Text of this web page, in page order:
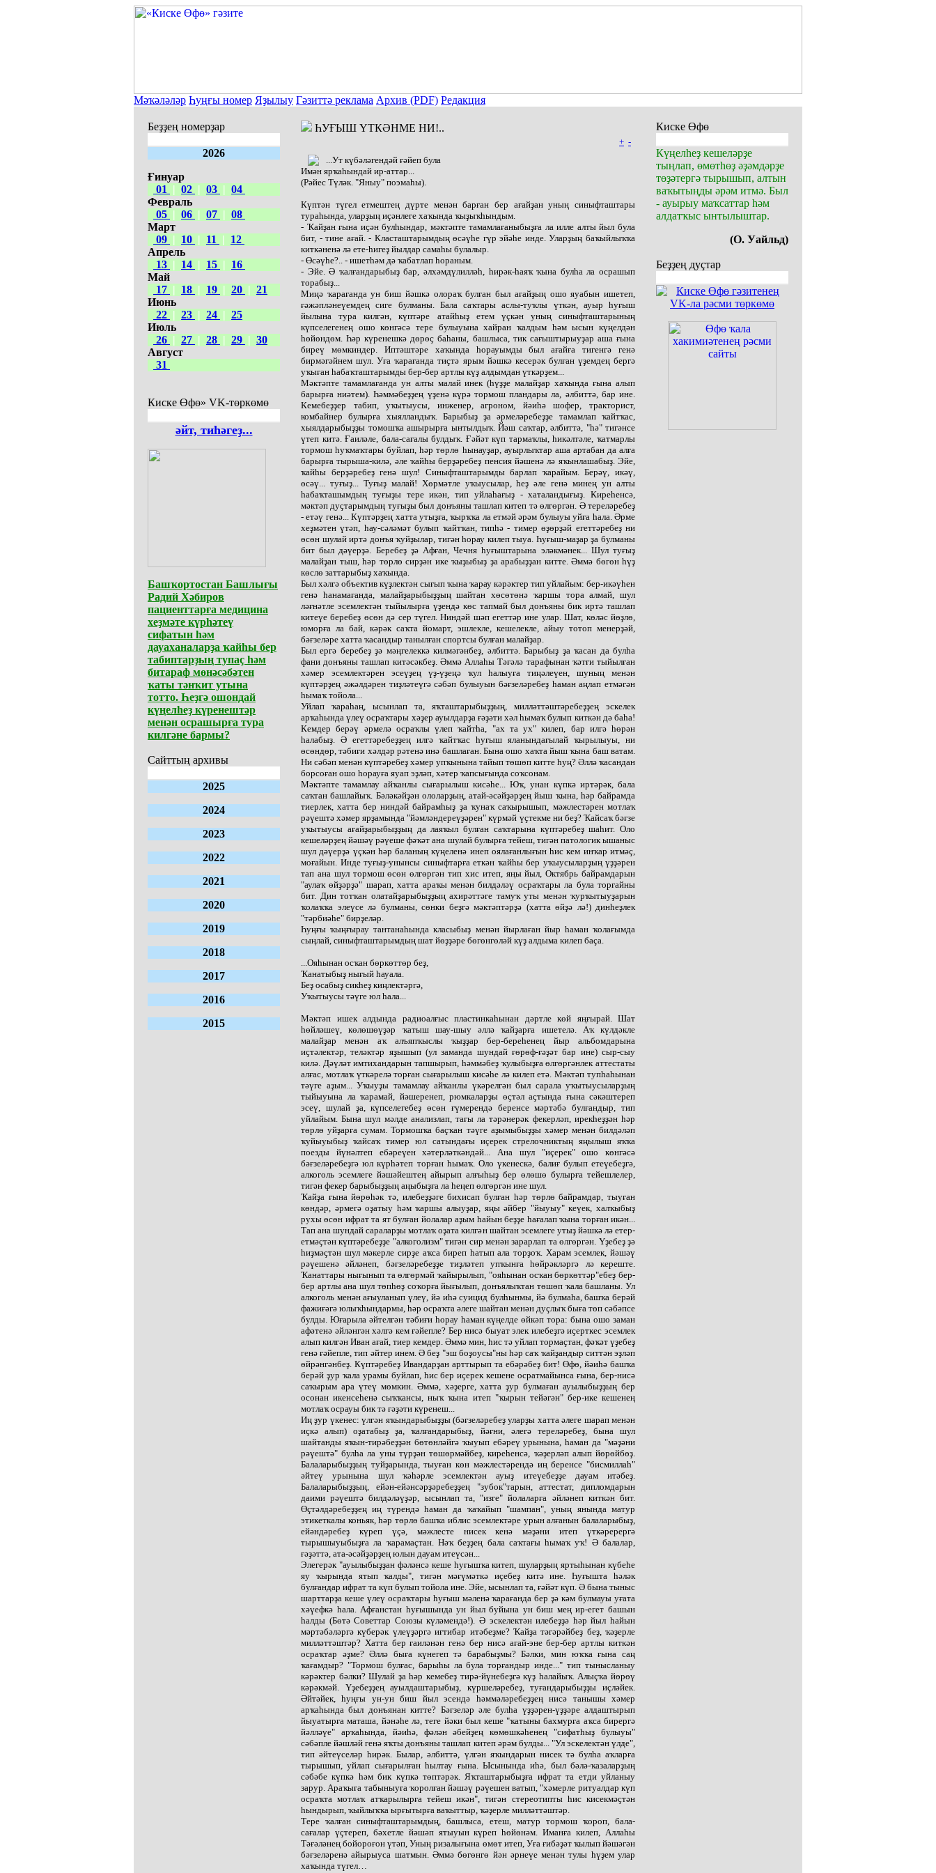
Мәҡәләләр Һуңғы номер Яҙылыу Гәзиттә реклама Архив (PDF) Редакция
Беҙҙең номерҙар
2026
Ғинуар
01
| 02 | 03 | 04
Февраль
05 | 06 | 07 | 08
Март
09 | 10 | 11 |
12
Апрель
13 | 14 | 15 |
16
Май
17 | 18 | 19 | 20 | 21
Июнь
22 | 23 | 24 | 25
Июль
26 | 27 | 28 | 29 | 30
Август
31
Киске Өфө» VK-төркөмө
әйт, тиһәгеҙ...
Башҡортостан Башлығы
Радий Хәбиров
пациенттарға медицина
хеҙмәте күрһәтеү
сифатын һәм
дауаханаларҙа ҡайһы бер
табиптарҙың тупаҫ һәм
битараф мөнәсәбәтен
ҡаты тәнҡит утына
тотто. Һеҙгә ошондай
күңелһеҙ күренештәр
менән осрашырға тура
килгәне бармы?
Сайттың архивы
2025
2024
2023
2022
2021
2020
2019
2018
2017
2016
2015
ҺУҒЫШ ҮТКӘНМЕ НИ!..
+ -
...Ут күбәләгендәй ғәйеп була
Имән ярҡаһындай ир-аттар...
(Рәйес Түләк. "Яныу" поэмаһы).
Күптән түгел етмештең дүрте менән барған бер ағайҙан уның синыфташтары
тураһында, уларҙың иҫәнлеге хаҡында ҡыҙыҡһындым.
- Ҡайҙан ғына иҫән булһындар, мәктәпте тамамлағаныбыҙға ла илле алты йыл була
бит, - тине ағай. - Класташтарымдың өсәүһе гүр эйәһе инде. Уларҙың баҡыйлыҡҡа
киткәненә лә ете-һигеҙ йылдар самаһы булалыр.
- Өсәүһе?.. - ишетһәм дә ҡабатлап һораным.
- Эйе. Ә ҡалғандарыбыҙ бар, әлхәмдүлилләһ, һирәк-һаяҡ ҡына булһа ла осрашып
торабыҙ...
Миңә ҡарағанда ун биш йәшкә олораҡ булған был ағайҙың ошо яуабын ишетеп,
ғәжәпләнеүемдең сиге булманы. Бала саҡтары аслы-туҡлы үткән, ауыр һуғыш
йылына тура килгән, күптәре атайһыҙ етем үҫкән уның синыфташтарының
күпселегенең ошо көнгәсә тере булыуына хайран ҡалдым һәм ысын күңелдән
һөйөндөм. Һәр күренешкә дөрөҫ баһаны, башлыса, тик сағыштырыуҙар аша ғына
биреү мөмкиндер. Иптәштәре хаҡында һорауымды был ағайға тигенгә генә
бирмәгәйнем шул. Уға ҡарағанда тиҫтә ярым йәшкә кесерәк булған үҙемдең бергә
уҡыған һабаҡташтарымды бер-бер артлы күҙ алдымдан үткәрҙем...
Мәктәпте тамамлағанда ун алты малай инек (һүҙҙе малайҙар хаҡында ғына алып
барырға ниәтем). Һәммәбеҙҙең үҙенә күрә тормош пландары ла, әлбиттә, бар ине.
Кемебеҙҙер табип, уҡытыусы, инженер, агроном, йәиһә шофер, тракторист,
комбайнер булырға хыялландыҡ. Барыбыҙ ҙа әрмеләребеҙҙе тамамлап ҡайтҡас,
хыялдарыбыҙҙы томошҡа ашырырға ынтылдыҡ. Йәш саҡтар, әлбиттә, "һә" тигәнсе
үтеп китә. Ғаиләле, бала-сағалы булдыҡ. Ғәйәт күп тармаҡлы, һикәлтәле, ҡатмарлы
тормош һуҡмаҡтары буйлап, һәр төрлө һынауҙар, ауырлыҡтар аша артабан да алға
барырға тырыша-килә, әле ҡайһы берҙәребеҙ пенсия йәшенә лә яҡынлашабыҙ. Эйе,
ҡайһы берҙәребеҙ генә шул! Синыфташтарымды барлап ҡарайым. Берәү, икәү,
өсәү... туғыҙ... Туғыҙ малай! Хөрмәтле уҡыусылар, һеҙ әле генә минең ун алты
һабаҡташымдың туғыҙы тере икән, тип уйлаһағыҙ - хаталандығыҙ. Киреһенсә,
мәктәп дуҫтарымдың туғыҙы был донъяны ташлап китеп тә өлгөргән. Ә тереләребеҙ
- етәү генә... Күптәрҙең хатта утыҙға, ҡырҡҡа ла етмәй әрәм булыуы уйға һала. Әрме
хеҙмәтен үтәп, һау-сәләмәт булып ҡайтҡан, типһә - тимер өҙөрҙәй егеттәребеҙ ни
өсөн шулай иртә донъя ҡуйҙылар, тигән һорау килеп тыуа. Һуғыш-маҙар ҙа булманы
бит был дәүерҙә. Беребеҙ ҙә Афған, Чечня һуғыштарына эләкмәнек... Шул туғыҙ
малайҙан тыш, һәр төрлө сирҙән ике ҡыҙыбыҙ ҙа арабыҙҙан китте. Әммә бөгөн һүҙ
көслө заттарыбыҙ хаҡында.
Был хәлгә объектив күҙлектән сығып ҡына ҡарау кәрәктер тип уйлайым: бер-икәүһен
генә һанамағанда, малайҙарыбыҙҙың шайтан хөсөтөнә ҡаршы тора алмай, шул
ләғнәтле эсемлектән тыйылырға үҙендә көс тапмай был донъяны бик иртә ташлап
китеүе беребеҙ өсөн дә сер түгел. Ниндәй шәп егеттәр ине улар. Шат, көләс йөҙлө,
юморға ла бай, кәрәк саҡта йомарт, эшлекле, кешелекле, айыу тотоп менерҙәй,
бәғзеләре хатта ҡасандыр танылған спортсы булған малайҙар.
Был ергә беребеҙ ҙә мәңгелеккә килмәгәнбеҙ, әлбиттә. Барыбыҙ ҙа ҡасан да булһа
фани донъяны ташлап китәсәкбеҙ. Әммә Аллаһы Тәғәлә тарафынан ҡәтғи тыйылған
хәмер эсемлектәрен эсеүҙең үҙ-үҙеңә ҡул һалыуға тиңәлеүен, шуның менән
күптәрҙең әжәлдәрен тиҙләтеүгә сәбәп булыуын бәғзеләребеҙ һаман аңлап етмәгән
һымаҡ тойола...
Уйлап ҡараһаң, ысынлап та, яҡташтарыбыҙҙың, милләттәштәребеҙҙең эскелек
арҡаһында үлеү осраҡтары хәҙер ауылдарҙа ғәҙәти хәл һымаҡ булып киткән дә баһа!
Кемдер берәү әрмелә осраҡлы үлеп ҡайтһа, "ах та ух" килеп, бар илгә һөрән
һалабыҙ. Ә егеттәребеҙҙең илгә ҡайтҡас һуғыш яланындағылай ҡырылыуы, ни
өсөндөр, тәбиғи хәлдәр рәтенә инә башлаған. Бына ошо хаҡта йыш ҡына баш ватам.
Ни сәбәп менән күптәребеҙ хәмер упҡынына тайып төшөп китте һуң? Әллә ҡасандан
борсоған ошо һорауға яуап эҙләп, хәтер ҡапсығында соҡсонам.
Мәктәпте тамамлау айҡанлы сығарылыш кисәһе... Юҡ, унан күпкә иртәрәк, бала
саҡтан башлайыҡ. Бәләкәйҙән ололарҙың, атай-әсәйҙәрҙең йыш ҡына, һәр байрамда
тиерлек, хатта бер ниндәй байрамһыҙ ҙа ҡунаҡ саҡырышып, мәжлестәрен мотлаҡ
рәүештә хәмер ярҙамында "йәмләндереүҙәрен" күрмәй үҫтекме ни беҙ? Ҡайсаҡ бәғзе
уҡытыусы ағайҙарыбыҙҙың да лаяҡыл булған саҡтарына күптәребеҙ шаһит. Оло
кешеләрҙең йәшәү рәүеше фәҡәт ана шулай булырға тейеш, тигән патологик ышаныс
шул дәүерҙә үҫкән һәр баланың күңеленә инеп оялағанлығын һис кем инҡар итмәҫ,
моғайын. Инде туғыҙ-унынсы синыфтарға еткән ҡайһы бер уҡыусыларҙың үҙҙәрен
тап ана шул тормош өсөн өлгөргән тип хис итеп, яңы йыл, Октябрь байрамдарын
"аулаҡ өйҙәрҙә" шарап, хатта араҡы менән билдәләү осраҡтары ла була торғайны
бит. Дин тотҡан олатайҙарыбыҙҙың ахирәттәге тамуҡ уты менән ҡурҡытыуҙарын
ҡолаҡҡа элеүсе лә булманы, сөнки беҙгә мәктәптәрҙә (хатта өйҙә лә!) динһеҙлек
"тәрбиәһе" бирҙеләр.
Һуңғы ҡыңғырау тантанаһында класыбыҙ менән йырлаған йыр һаман ҡолағымда
сыңлай, синыфташтарымдың шат йөҙҙәре бөгөнгөләй күҙ алдыма килеп баҫа.
...Ояһынан осҡан бөркөттөр беҙ,
Ҡанатыбыҙ нығый һауала.
Беҙ осабыҙ сикһеҙ киңлектәргә,
Уҡытыусы тәүге юл һала...
Мәктәп ишек алдында радиоалғыс пластинкаһынан дәртле көй яңғырай. Шат
һөйләшеү, көлөшөүҙәр ҡатыш шау-шыу әллә ҡайҙарға ишетелә. Аҡ күлдәкле
малайҙар менән аҡ алъяпҡыслы ҡыҙҙар бер-береһенең йыр альбомдарына
иҫтәлектәр, теләктәр яҙышып (ул заманда шундай ғөрөф-ғәҙәт бар ине) сыр-сыу
килә. Дәүләт имтихандарын тапшырып, һәммәбеҙ ҡулыбыҙға өлгөргәнлек аттестаты
алғас, мотлаҡ үткәрелә торған сығарылыш кисәһе лә килеп етә. Мәктәп тупһаһынан
тәүге аҙым... Уҡыуҙы тамамлау айҡанлы үкәрелгән был сарала уҡытыусыларҙың
тыйыуына ла ҡарамай, йәшеренеп, рюмкаларҙы өҫтәл аҫтында ғына сәкәштереп
эсеү, шулай ҙа, күпселегебеҙ өсөн ғүмерендә беренсе мәртәбә булғандыр, тип
уйлайым. Бына шул мәлде анализлап, тағы ла тәрәнерәк фекерләп, ирекһеҙҙән һәр
төрлө уйҙарға сумам. Тормошҡа баҫҡан тәүге аҙымыбыҙҙы хәмер менән билдәләп
ҡуйыуыбыҙ ҡайсаҡ тимер юл сатындағы иҫерек стрелочниктың яңылыш яҡҡа
поезды йүнәлтеп ебәреүен хәтерләткәндәй... Ана шул "иҫерек" ошо көнгәсә
бәғзеләребеҙгә юл күрһәтеп торған һымаҡ. Оло үкенескә, балиғ булып етеүебеҙгә,
алкоголь эсемлеге йәшәйештең айырып алғыһыҙ бер өлөшө булырға тейешлелер,
тигән фекер барыбыҙҙың аңыбыҙға ла һеңеп өлгөргән ине шул.
Ҡайҙа ғына йөрөһәк тә, илебеҙҙәге бихисап булған һәр төрлө байрамдар, тыуған
көндәр, әрмегә оҙатыу һәм ҡаршы алыуҙар, яңы әйбер "йыуыу" кеүек, халҡыбыҙ
рухы өсөн ифрат та ят булған йолалар аҙым һайын беҙҙе һағалап ҡына торған икән...
Тап ана шундай сараларҙы мотлаҡ оҙата килгән шайтан эсемлеге утыҙ йәшкә лә етер-
етмәҫтән күптәребеҙҙе "алкоголизм" тигән сир менән зарарлап та өлгөргән. Үҙебеҙ ҙә
һиҙмәҫтән шул мәкерле сирҙе аҡса биреп һатып ала торҙоҡ. Харам эсемлек, йәшәү
рәүешенә әйләнеп, бәғзеләребеҙҙе тиҙләтеп упҡынға һөйрәкләргә лә кереште.
Ҡанаттары нығынып та өлгөрмәй ҡайырылып, "ояһынан осҡан бөркөттәр"ебеҙ бер-
бер артлы ана шул төпһөҙ соҡорға йығылып, донъялыҡтан төшөп ҡала башланы. Ул
алкоголь менән ағыуланып үлеү, йә иһә суицид булһынмы, йә булмаһа, башҡа берәй
фажиғәгә юлыҡһындармы, һәр осраҡта әлеге шайтан менән дуҫлыҡ быға төп сәбәпсе
булды. Юғарыла әйтелгән тәбиғи һорау һаман күңелде өйкәп тора: бына ошо заман
афәтенә әйләнгән хәлгә кем ғәйепле? Бер нисә быуат элек илебеҙгә иҫерткес эсемлек
алып килгән Иван ағай, тиер кемдер. Әммә мин, һис тә уйлап тормаҫтан, фәҡәт үҙебеҙ
генә ғәйепле, тип әйтер инем. Ә беҙ "эш боҙоусы"ны һәр саҡ ҡайҙандыр ситтән эҙләп
өйрәнгәнбеҙ. Күптәребеҙ Ивандарҙан арттырып та ебәрәбеҙ бит! Өфө, йәиһә башҡа
берәй ҙур ҡала урамы буйлап, һис бер иҫерек кешене осратмайынса ғына, бер-нисә
саҡырым ара үтеү мөмкин. Әммә, хәҙерге, хатта ҙур булмаған ауылыбыҙҙың бер
осонан икенсеһенә сыҡҡансы, ныҡ ҡына итеп "ҡырын тейәгән" бер-ике кешенең
мотлаҡ осрауы бик тә ғәҙәти күренеш...
Иң ҙур үкенес: үлгән яҡындарыбыҙҙы (бәғзеләребеҙ уларҙы хатта әлеге шарап менән
иҫкә алып) оҙатабыҙ ҙа, ҡалғандарыбыҙ, йәғни, әлегә тереләребеҙ, бына шул
шайтанды яҡын-тирәбеҙҙән бөтөнләйгә ҡыуып ебәреү урынына, һаман да "мәҙәни
рәүештә" булһа ла уны түрҙән төшөрмәйбеҙ, киреһенсә, ҡәҙерләп алып йөрөйбөҙ.
Балаларыбыҙҙың туйҙарында, тыуған көн мәжлестәрендә иң беренсе "бисмиллаһ"
әйтеү урынына шул ҡәһәрле эсемлектән ауыҙ итеүебеҙҙе дауам итәбеҙ.
Балаларыбыҙҙың, ейән-ейәнсәрҙәребеҙҙең "зубок"тарын, аттестат, дипломдарын
даими рәүештә билдәләүҙәр, ысынлап та, "изге" йолаларға әйләнеп киткән бит.
Өҫтәлдәребеҙҙең иң түрендә һаман да ҡаҡайып "шампан", уның янында матур
этикеткалы коньяк, һәр төрлө башҡа иблис эсемлектәре урын алғанын балаларыбыҙ,
ейәндәребеҙ күреп үҫә, мәжлесте нисек кенә мәҙәни итеп үткәререргә
тырышыуыбыҙға ла ҡарамаҫтан. Нәҡ беҙҙең бала саҡтағы һымаҡ уҡ! Ә балалар,
ғәҙәттә, ата-әсәйҙәрҙең юлын дауам итеүсән...
Элегерәк "ауылыбыҙҙан фәләнсә кеше һуғышҡа китеп, шуларҙың яртыһынан күбеһе
яу ҡырында ятып ҡалды", тигән мәғүмәткә иҫебеҙ китә ине. Һуғышта һәләк
булғандар ифрат та күп булып тойола ине. Эйе, ысынлап та, ғәйәт күп. Ә бына тыныс
шарттарҙа кеше үлеү осраҡтары һуғыш мәленә ҡарағанда бер ҙә кәм булмауы уғата
хәүефкә һала. Афғанстан һуғышында ун йыл буйына ун биш мең ир-егет башын
һалды (Бөтә Советтар Союзы күләмендә!). Ә эскелектән илебеҙҙә һәр йыл һайын
мәртәбәләргә күберәк үлеүҙәргә иғтибар итәбеҙме? Ҡайҙа тәгәрәйбеҙ беҙ, ҡәҙерле
милләттәштәр? Хатта бер ғаиләнән генә бер нисә ағай-эне бер-бер артлы киткән
осраҡтар әҙме? Әллә быға күнегеп тә барабыҙмы? Бәлки, мин юҡҡа ғына саң
ҡағамдыр? "Тормош булғас, барыһы ла була торғандыр инде..." тип тынысланыу
кәрәктер бәлки? Шулай ҙа һәр кемебеҙ тирә-йүнебеҙгә күҙ һалайыҡ. Алыҫҡа йөрөү
кәрәкмәй. Үҙебеҙҙең ауылдаштарыбыҙ, күршеләребеҙ, туғандарыбыҙҙы иҫләйек.
Әйтәйек, һуңғы ун-ун биш йыл эсендә һәммәләребеҙҙең нисә танышы хәмер
арҡаһында был донъянан китте? Бәғзеләр әле булһа үҙҙәрен-үҙҙәре алдаштырып
йыуатырға маташа, йәнәһе лә, теге йәки был кеше "ҡатыны бахмурға аҡса бирергә
йәлләүе" арҡаһында, йәиһә, фәлән әбейҙең көмөшкәһенең "сифатһыҙ булыуы"
сәбәпле йәшләй генә яҡты донъяны ташлап китеп әрәм булды... "Ул эскелектән үлде",
тип әйтеүселәр һирәк. Былар, әлбиттә, үлгән яҡындарын нисек тә булһа аҡларға
тырышып, уйлап сығарылған һылтау ғына. Ысынында иһә, был бәлә-ҡазаларҙың
сәбәбе күпкә һәм бик күпкә төптәрәк. Яҡташтарыбыҙға ифрат та етди уйланыу
зарур. Араҡыға табыныуға ҡоролған йәшәү рәүешен ватып, "хәмерле ритуалдар күп
осраҡта мотлаҡ атҡарылырға тейеш икән", тигән стереотипты һис кисекмәҫтән
һындырып, ҡыйлыҡҡа ырғытырға ваҡыттыр, ҡәҙерле милләттәштәр.
Тере ҡалған синыфташтарымдың, башлыса, етеш, матур тормош ҡороп, бала-
сағалар үҫтереп, бәхетле йәшәп ятыуын күреп һөйөнәм. Иманға килеп, Аллаһы
Тәғәләнең бойороғон үтәп, Уның ризалығына өмөт итеп, Уға ғибәҙәт ҡылып йәшәгән
бәғзеләренә айырыуса шатмын. Әммә бөгөнгө йән әрнеүе менән тулы һүҙем улар
хаҡында түгел…
Киске Өфө
Күңелһеҙ кешеләрҙе
тыңлап, өмөтһөҙ әҙәмдәрҙе
төҙәтергә тырышып, алтын
ваҡытыңды әрәм итмә. Был
- ауырыу маҡсаттар һәм
алдатҡыс ынтылыштар.
(О. Уайльд)
Беҙҙең дуҫтар